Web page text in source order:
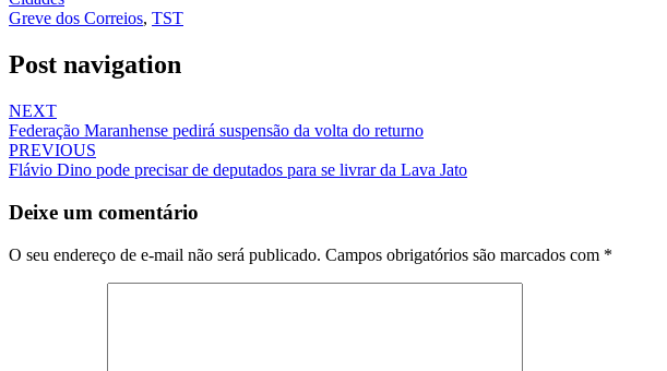
Greve dos Correios, TST
Post navigation
NEXT
Federação Maranhense pedirá suspensão da volta do returno
PREVIOUS
Flávio Dino pode precisar de deputados para se livrar da Lava Jato
Deixe um comentário
O seu endereço de e-mail não será publicado. Campos obrigatórios são marcados com *